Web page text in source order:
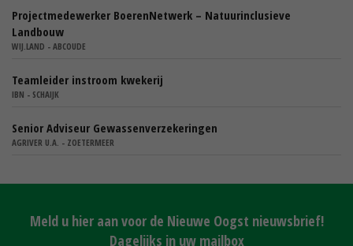
Projectmedewerker BoerenNetwerk – Natuurinclusieve
Landbouw
WIJ.LAND - ABCOUDE
Teamleider instroom kwekerij
IBN - SCHAIJK
Senior Adviseur Gewassenverzekeringen
AGRIVER U.A. - ZOETERMEER
Meld u hier aan voor de Nieuwe Oogst nieuwsbrief!
Dagelijks in uw mailbox